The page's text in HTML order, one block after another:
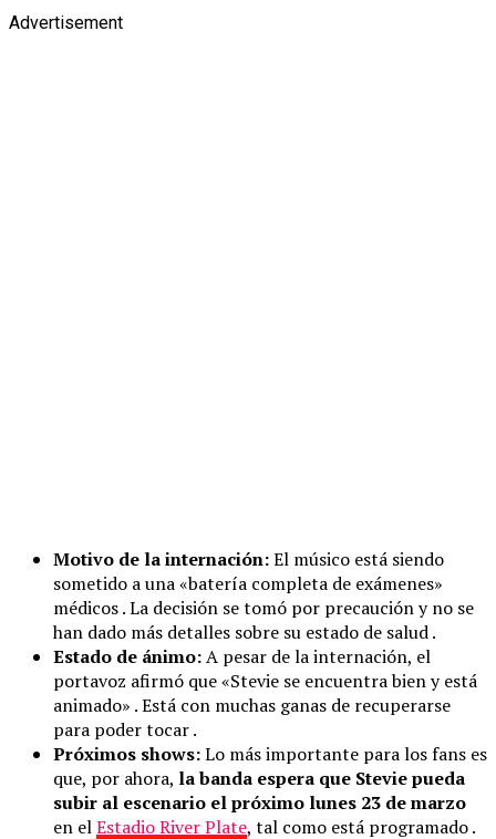
Advertisement
Motivo de la internación:El músico está siendo
sometido a una «batería completa de exámenes»
médicos . La decisión se tomó por precaución y no se
han dado más detalles sobre su estado de salud .
Estado de ánimo:A pesar de la internación, el
portavoz afirmó que «Stevie se encuentra bien y está
animado» . Está con muchas ganas de recuperarse
para poder tocar .
Próximos shows:Lo más importante para los fans es
que, por ahora, la banda espera que Stevie pueda
subir al escenario el próximo lunes 23 de marzo
en elEstadio River Plate, tal como está programado .